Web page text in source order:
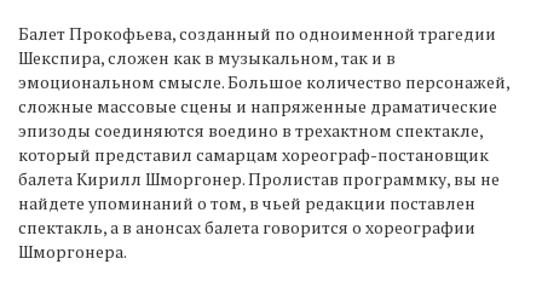
Балет Прокофьева, созданный по одноименной трагедии
Шекспира, сложен как в музыкальном, так и в
эмоциональном смысле. Большое количество персонажей,
сложные массовые сцены и напряженные драматические
эпизоды соединяются воедино в трехактном спектакле,
который представил самарцам хореограф-постановщик
балета Кирилл Шморгонер. Пролистав программку, вы не
найдете упоминаний о том, в чьей редакции поставлен
спектакль, а в анонсах балета говорится о хореографии
Шморгонера.